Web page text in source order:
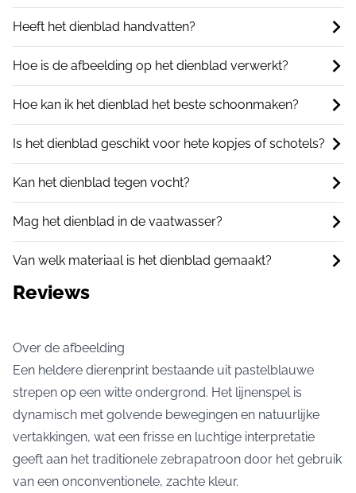
Heeft het dienblad handvatten?
Hoe is de afbeelding op het dienblad verwerkt?
Hoe kan ik het dienblad het beste schoonmaken?
Is het dienblad geschikt voor hete kopjes of schotels?
Kan het dienblad tegen vocht?
Mag het dienblad in de vaatwasser?
Van welk materiaal is het dienblad gemaakt?
Reviews
Over de afbeelding
Een heldere dierenprint bestaande uit pastelblauwe
strepen op een witte ondergrond. Het lijnenspel is
dynamisch met golvende bewegingen en natuurlijke
vertakkingen, wat een frisse en luchtige interpretatie
geeft aan het traditionele zebrapatroon door het gebruik
van een onconventionele, zachte kleur.